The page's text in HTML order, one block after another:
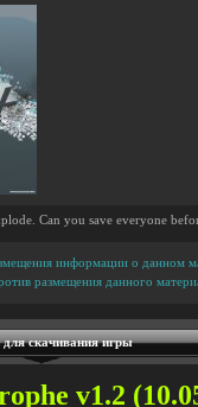
Can you save everyone
информации о данном
размещения данного
скачивания игры
v1.2